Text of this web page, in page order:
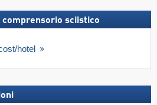
sciistico
hotel